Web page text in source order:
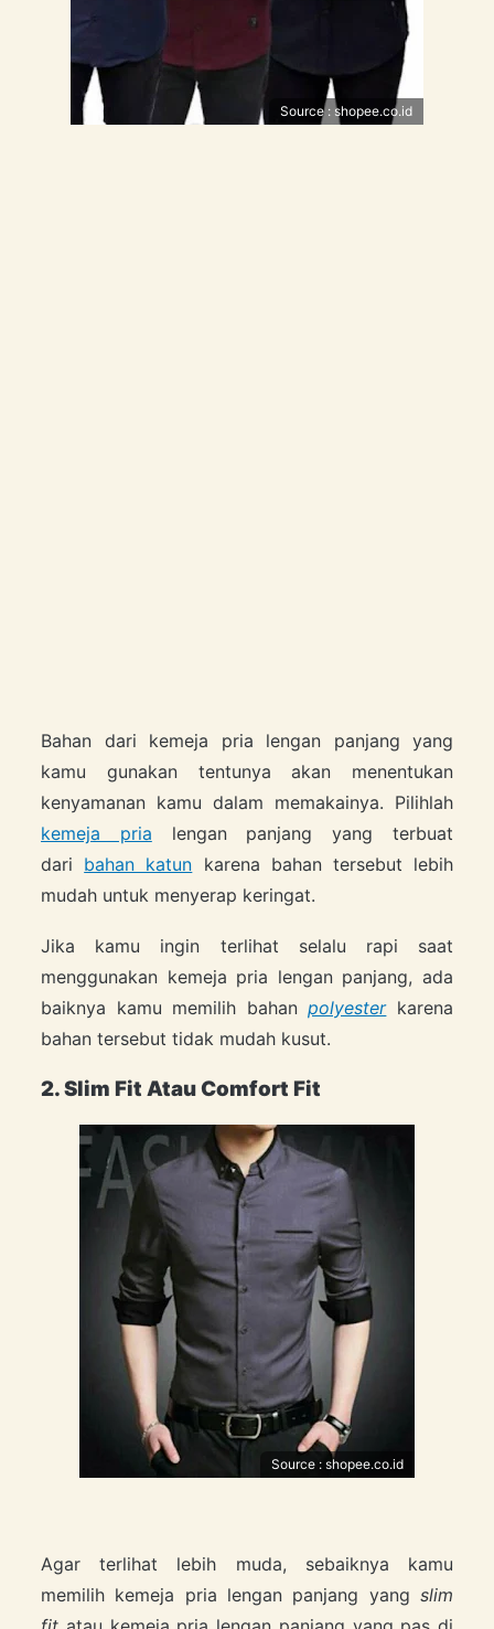
Source : shopee.co.id
Bahan dari kemeja pria lengan panjang yang
kamu gunakan tentunya akan menentukan
kenyamanan kamu dalam memakainya. Pilihlah
kemeja pria lengan panjang yang terbuat
dari bahan katun karena bahan tersebut lebih
mudah untuk menyerap keringat.
Jika kamu ingin terlihat selalu rapi saat
menggunakan kemeja pria lengan panjang, ada
baiknya kamu memilih bahanpolyesterkarena
bahan tersebut tidak mudah kusut.
2. Slim Fit Atau Comfort Fit
Source : shopee.co.id
Agar terlihat lebih muda, sebaiknya kamu
memilih kemeja pria lengan panjang yang slim